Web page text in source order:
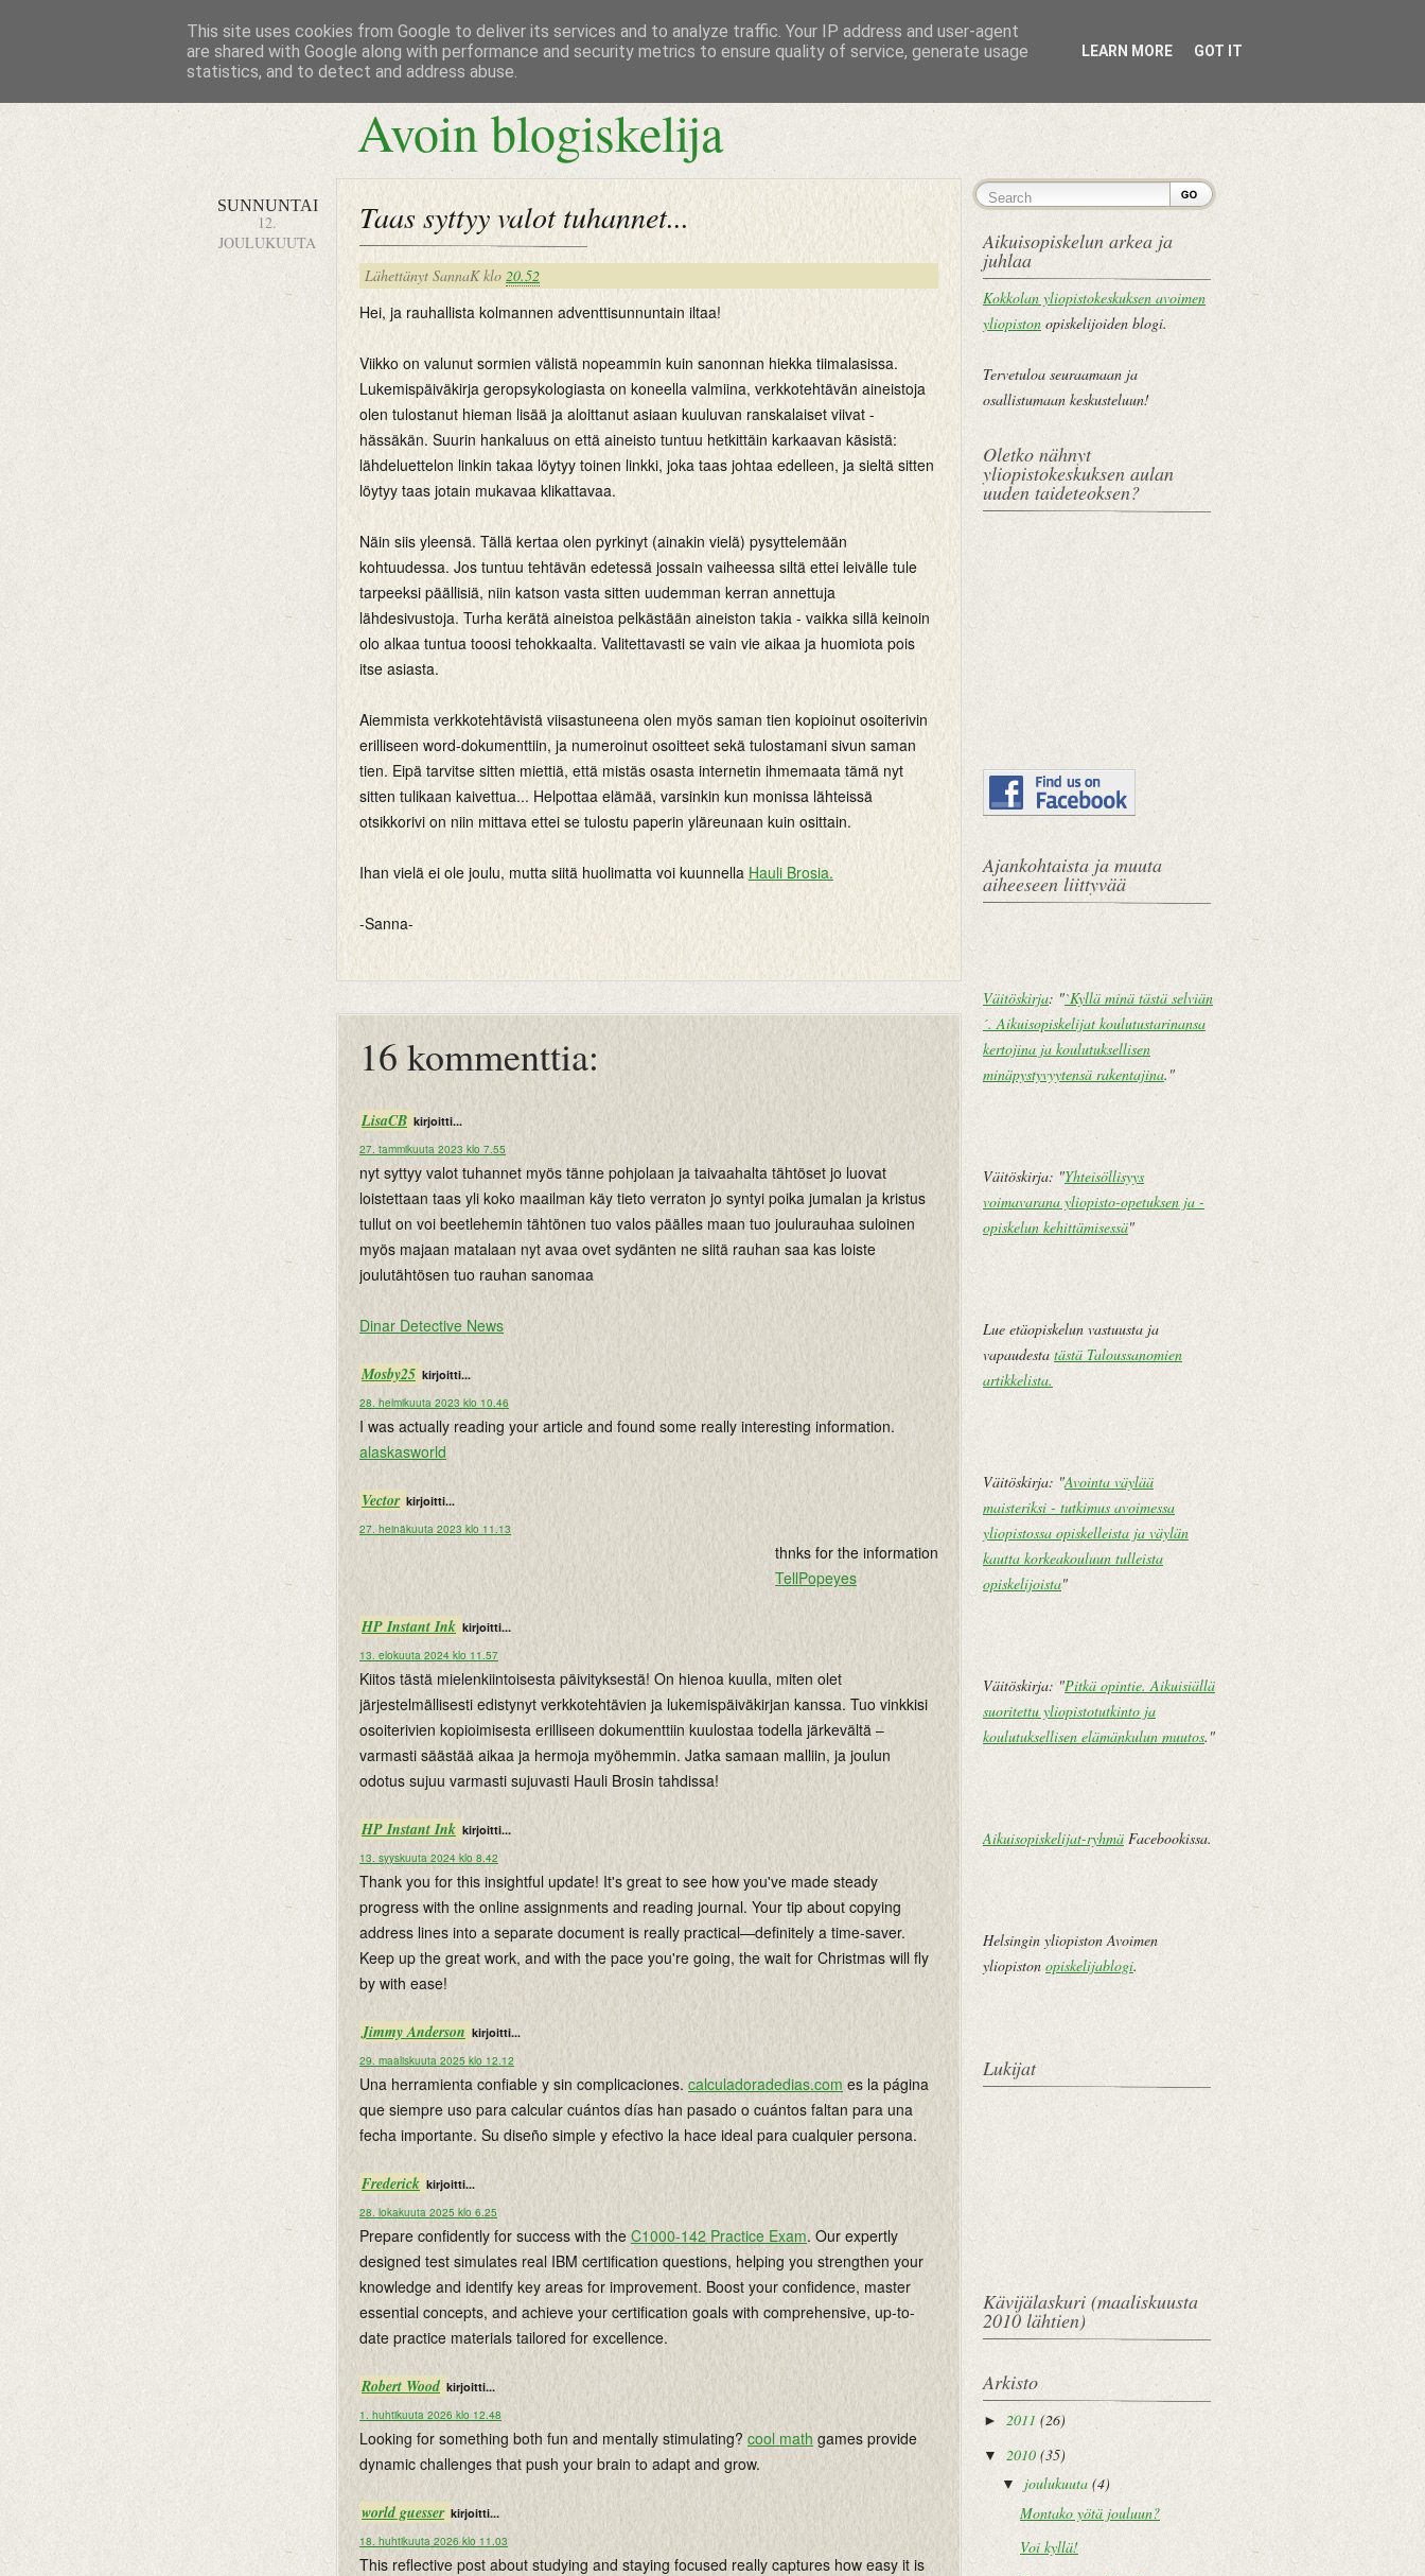
Avoin blogiskelija
SUNNUNTAI
12.
JOULUKUUTA
Taas syttyy valot tuhannet...
Lähettänyt SannaK klo 20.52
Hei, ja rauhallista kolmannen adventtisunnuntain iltaa!
Viikko on valunut sormien välistä nopeammin kuin sanonnan hiekka tiimalasissa.
Lukemispäiväkirja geropsykologiasta on koneella valmiina, verkkotehtävän aineistoja
olen tulostanut hieman lisää ja aloittanut asiaan kuuluvan ranskalaiset viivat -
hässäkän. Suurin hankaluus on että aineisto tuntuu hetkittäin karkaavan käsistä:
lähdeluettelon linkin takaa löytyy toinen linkki, joka taas johtaa edelleen, ja sieltä sitten
löytyy taas jotain mukavaa klikattavaa.
Näin siis yleensä. Tällä kertaa olen pyrkinyt (ainakin vielä) pysyttelemään
kohtuudessa. Jos tuntuu tehtävän edetessä jossain vaiheessa siltä ettei leivälle tule
tarpeeksi päällisiä, niin katson vasta sitten uudemman kerran annettuja
lähdesivustoja. Turha kerätä aineistoa pelkästään aineiston takia - vaikka sillä keinoin
olo alkaa tuntua tooosi tehokkaalta. Valitettavasti se vain vie aikaa ja huomiota pois
itse asiasta.
Aiemmista verkkotehtävistä viisastuneena olen myös saman tien kopioinut osoiterivin
erilliseen word-dokumenttiin, ja numeroinut osoitteet sekä tulostamani sivun saman
tien. Eipä tarvitse sitten miettiä, että mistäs osasta internetin ihmemaata tämä nyt
sitten tulikaan kaivettua... Helpottaa elämää, varsinkin kun monissa lähteissä
otsikkorivi on niin mittava ettei se tulostu paperin yläreunaan kuin osittain.
Ihan vielä ei ole joulu, mutta siitä huolimatta voi kuunnella Hauli Brosia.
-Sanna-
16 kommenttia:
LisaCB kirjoitti...
27. tammikuuta 2023 klo 7.55
nyt syttyy valot tuhannet myös tänne pohjolaan ja taivaahalta tähtöset jo luovat
loistettaan taas yli koko maailman käy tieto verraton jo syntyi poika jumalan ja kristus
tullut on voi beetlehemin tähtönen tuo valos päälles maan tuo joulurauhaa suloinen
myös majaan matalaan nyt avaa ovet sydänten ne siitä rauhan saa kas loiste
joulutähtösen tuo rauhan sanomaa
Dinar Detective News
Mosby25 kirjoitti...
28. helmikuuta 2023 klo 10.46
I was actually reading your article and found some really interesting information.
alaskasworld
Vector kirjoitti...
27. heinäkuuta 2023 klo 11.13
thnks for the information
TellPopeyes
HP Instant Ink kirjoitti...
13. elokuuta 2024 klo 11.57
Kiitos tästä mielenkiintoisesta päivityksestä! On hienoa kuulla, miten olet
järjestelmällisesti edistynyt verkkotehtävien ja lukemispäiväkirjan kanssa. Tuo vinkkisi
osoiterivien kopioimisesta erilliseen dokumenttiin kuulostaa todella järkevältä –
varmasti säästää aikaa ja hermoja myöhemmin. Jatka samaan malliin, ja joulun
odotus sujuu varmasti sujuvasti Hauli Brosin tahdissa!
HP Instant Ink kirjoitti...
13. syyskuuta 2024 klo 8.42
Thank you for this insightful update! It's great to see how you've made steady
progress with the online assignments and reading journal. Your tip about copying
address lines into a separate document is really practical—definitely a time-saver.
Keep up the great work, and with the pace you're going, the wait for Christmas will fly
by with ease!
Jimmy Anderson kirjoitti...
29. maaliskuuta 2025 klo 12.12
Una herramienta confiable y sin complicaciones. calculadoradedias.com es la página
que siempre uso para calcular cuántos días han pasado o cuántos faltan para una
fecha importante. Su diseño simple y efectivo la hace ideal para cualquier persona.
Frederick kirjoitti...
28. lokakuuta 2025 klo 6.25
Prepare confidently for success with the C1000-142 Practice Exam. Our expertly
designed test simulates real IBM certification questions, helping you strengthen your
knowledge and identify key areas for improvement. Boost your confidence, master
essential concepts, and achieve your certification goals with comprehensive, up-to-
date practice materials tailored for excellence.
Robert Wood kirjoitti...
1. huhtikuuta 2026 klo 12.48
Looking for something both fun and mentally stimulating? cool math games provide
dynamic challenges that push your brain to adapt and grow.
world guesser kirjoitti...
18. huhtikuuta 2026 klo 11.03
This reflective post about studying and staying focused really captures how easy it is
E
Aikuisopiskelun arkea ja
juhlaa
Kokkolan yliopistokeskuksen avoimen
yliopiston opiskelijoiden blogi.
Tervetuloa seuraamaan ja
osallistumaan keskusteluun!
Oletko nähnyt
yliopistokeskuksen aulan
uuden taideteoksen?
Ajankohtaista ja muuta
aiheeseen liittyvää
Väitöskirja: "`Kyllä minä tästä selviän
´. Aikuisopiskelijat koulutustarinansa
kertojina ja koulutuksellisen
minäpystyvyytensä rakentajina."
Väitöskirja: "Yhteisöllisyys
voimavarana yliopisto-opetuksen ja -
opiskelun kehittämisessä"
Lue etäopiskelun vastuusta ja
vapaudesta tästä Taloussanomien
artikkelista.
Väitöskirja: "Avointa väylää
maisteriksi - tutkimus avoimessa
yliopistossa opiskelleista ja väylän
kautta korkeakouluun tulleista
opiskelijoista"
Väitöskirja: "Pitkä opintie. Aikuisiällä
suoritettu yliopistotutkinto ja
koulutuksellisen elämänkulun muutos."
Aikuisopiskelijat-ryhmä Facebookissa.
Helsingin yliopiston Avoimen
yliopiston opiskelijablogi.
Lukijat
Kävijälaskuri (maaliskuusta
2010 lähtien)
Arkisto
► 2011 (26)
▼ 2010 (35)
▼ joulukuuta (4)
Montako yötä jouluun?
Voi kyllä!
This site uses cookies from Google to deliver its services and to analyze traffic. Your IP address and user-agent
are shared with Google along with performance and security metrics to ensure quality of service, generate usage
statistics, and to detect and address abuse.
LEARN MORE GOT IT